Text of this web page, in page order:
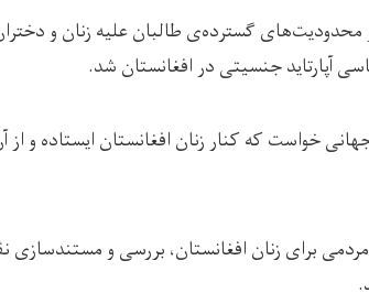
گسترده‌ی طالبان علیه زنان و
آپارتاید جنسیتی در افغانستان شد.
خواست که کنار زنان افغانستان ایستاده و از
برای زنان افغانستان، بررسی و